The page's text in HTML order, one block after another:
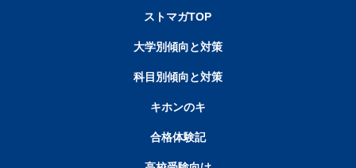
ストマガTOP
大学別傾向と対策
科目別傾向と対策
キホンのキ
合格体験記